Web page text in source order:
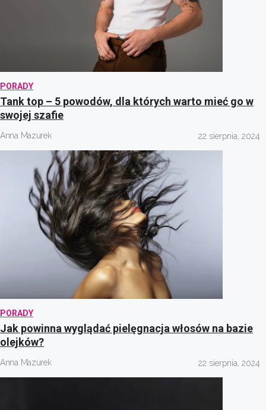
PORADY
Tank top – 5 powodów, dla których warto mieć go w
swojej szafie
Anna Mazurek 22 sierpnia, 2024
PORADY
Jak powinna wyglądać pielęgnacja włosów na bazie
olejków?
Anna Mazurek 22 sierpnia, 2024